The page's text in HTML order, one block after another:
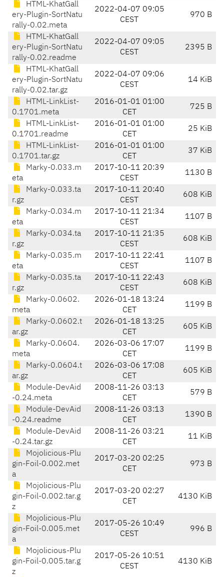
HTML-KhatGall
ery-Plugin-SortNatu
rally-0.02.meta
2022-04-07 09:05
CEST
970 B
HTML-KhatGall
ery-Plugin-SortNatu
rally-0.02.readme
2022-04-07 09:05
CEST
2395 B
HTML-KhatGall
ery-Plugin-SortNatu
rally-0.02.tar.gz
2022-04-07 09:06
CEST
14 KiB
HTML-LinkList-
0.1701.meta
2016-01-01 01:00
CET
725 B
HTML-LinkList-
0.1701.readme
2016-01-01 01:00
CET
25 KiB
HTML-LinkList-
0.1701.tar.gz
2016-01-01 01:00
CET
37 KiB
Marky-0.033.m
eta
2017-10-11 20:39
CEST
1130 B
Marky-0.033.ta
r.gz
2017-10-11 20:40
CEST
608 KiB
Marky-0.034.m
eta
2017-10-11 21:34
CEST
1107 B
Marky-0.034.ta
r.gz
2017-10-11 21:35
CEST
608 KiB
Marky-0.035.m
eta
2017-10-11 22:41
CEST
1107 B
Marky-0.035.ta
r.gz
2017-10-11 22:43
CEST
608 KiB
Marky-0.0602.
meta
2026-01-18 13:24
CET
1199 B
Marky-0.0602.t
ar.gz
2026-01-18 13:25
CET
605 KiB
Marky-0.0604.
meta
2026-03-06 17:07
CET
1199 B
Marky-0.0604.t
ar.gz
2026-03-06 17:08
CET
605 KiB
Module-DevAid
-0.24.meta
2008-11-26 03:13
CET
579 B
Module-DevAid
-0.24.readme
2008-11-26 03:13
CET
1390 B
Module-DevAid
-0.24.tar.gz
2008-11-26 03:21
CET
11 KiB
Mojolicious-Plu
gin-Foil-0.002.met
a
2017-03-20 02:25
CET
973 B
Mojolicious-Plu
gin-Foil-0.002.tar.g
z
2017-03-20 02:27
CET
4130 KiB
Mojolicious-Plu
gin-Foil-0.005.met
a
2017-05-26 10:49
CEST
996 B
Mojolicious-Plu
gin-Foil-0.005.tar.g
z
2017-05-26 10:51
CEST
4130 KiB